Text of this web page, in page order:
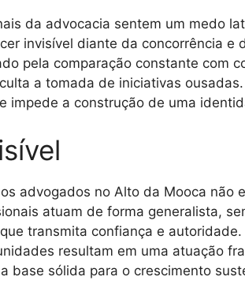
da advocacia sentem um medo
invisível diante da concorrência
pela comparação constante com
a tomada de iniciativas
impede a construção de uma
advogados no Alto da Mooca não
atuam de forma generalista,
transmita confiança e
resultam em uma atuação
base sólida para o crescimento